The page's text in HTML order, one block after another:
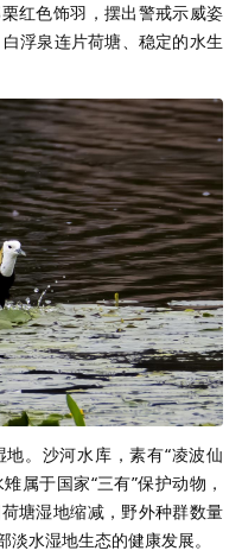
红色饰羽，摆出警戒示威姿
浮泉连片荷塘、稳定的水生
。沙河水库，素有“凌波仙
属于国家“三有”保护动物，
塘湿地缩减，野外种群数量
水湿地生态的健康发展。